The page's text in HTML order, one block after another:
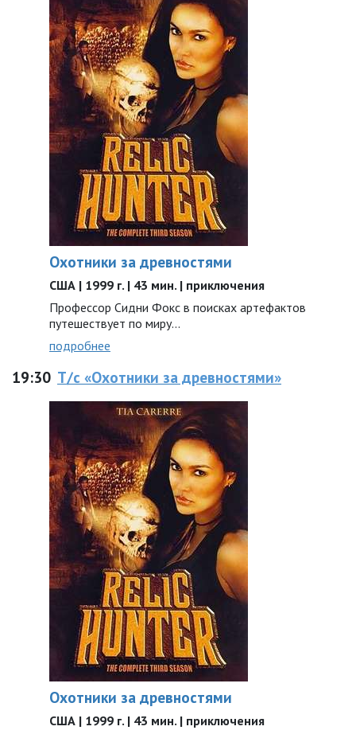
Охотники за древностями
США | 1999 г. | 43 мин. | приключения
Профессор Сидни Фокс в поисках артефактов
путешествует по миру...
подробнее
19:30 Т/с «Охотники за древностями»
Охотники за древностями
США | 1999 г. | 43 мин. | приключения